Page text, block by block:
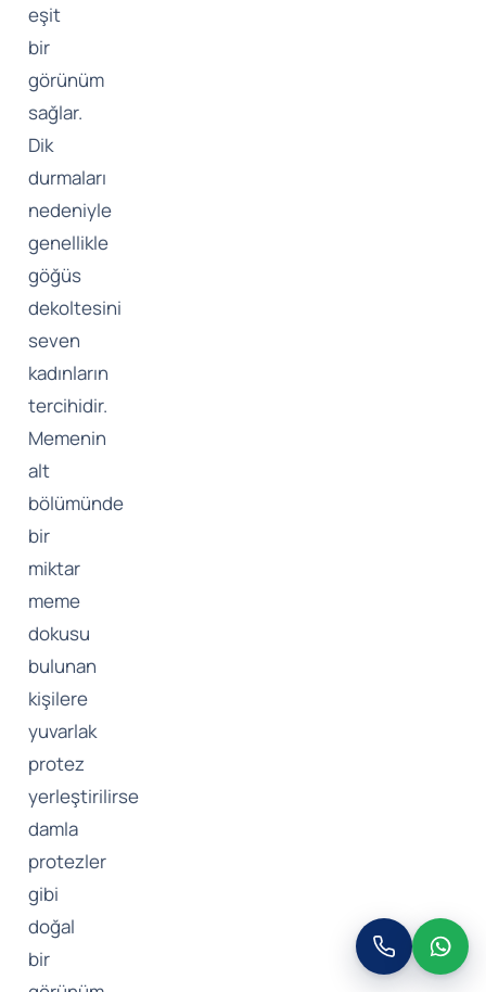
eşit
bir
görünüm
sağlar.
Dik
durmaları
nedeniyle
genellikle
göğüs
dekoltesini
seven
kadınların
tercihidir.
Memenin
alt
bölümünde
bir
miktar
meme
dokusu
bulunan
kişilere
yuvarlak
protez
yerleştirilirse
damla
protezler
gibi
doğal
bir